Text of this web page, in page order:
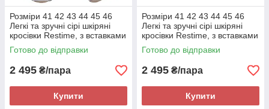
Розміри 41 42 43 44 45 46
Легкі та зручні сірі шкіряні
кросівки Restime, з вставками
з сітки, літо осінь, на підошві з
піни
Готово до відправки
2 495 ₴/пара
Купити
Розміри 41 42 43 44 45 46
Легкі та зручні сірі шкіряні
кросівки Restime, з вставками
з сітки, літо осінь, на підошві з
піни
Готово до відправки
2 495 ₴/пара
Купити